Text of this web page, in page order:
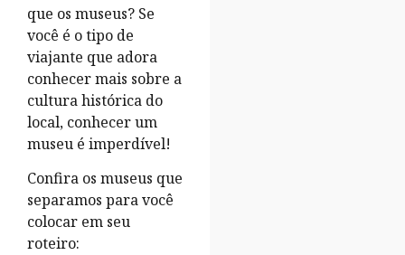
que os museus? Se
você é o tipo de
viajante que adora
conhecer mais sobre a
cultura histórica do
local, conhecer um
museu é imperdível!
Confira os museus que
separamos para você
colocar em seu
roteiro: